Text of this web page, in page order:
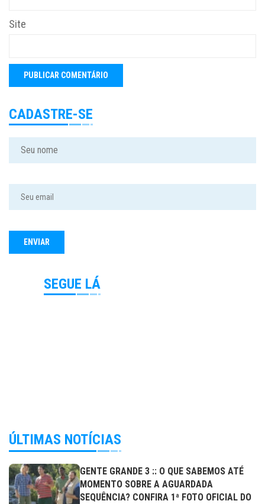
Site
CADASTRE-SE
SEGUE LÁ
ÚLTIMAS NOTÍCIAS
GENTE GRANDE 3 :: O QUE SABEMOS ATÉ
MOMENTO SOBRE A AGUARDADA
SEQUÊNCIA? CONFIRA 1ª FOTO OFICIAL DO